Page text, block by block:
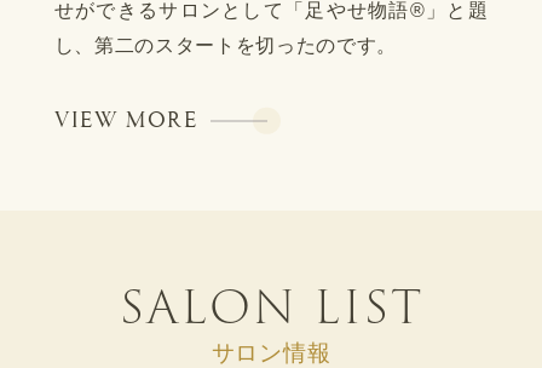
VIEW MORE
せができるサロンとして「足やせ物語®」と題
し、第二のスタートを切ったのです。
VIEW MORE
VIEW MORE
SALON LIST
サロン情報